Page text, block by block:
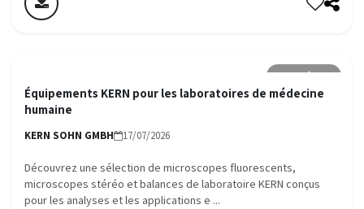
Infothèque
Équipements KERN pour les laboratoires de médecine
humaine
KERN SOHN GMBH 17/07/2026
Découvrez une sélection de microscopes fluorescents,
microscopes stéréo et balances de laboratoire KERN conçus
pour les analyses et les applications e ...